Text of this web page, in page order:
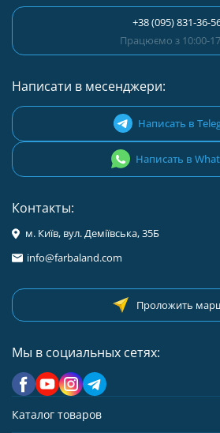
+38 (095) 831-36-
Працюємо з 10:00-
Написати в месенджери:
Написать в
Написать в
Контакты:
м. Київ, вул. Деміївська, 35Б
info@farbaland.com
Проложить
Мы в социальных сетях:
Каталог товаров